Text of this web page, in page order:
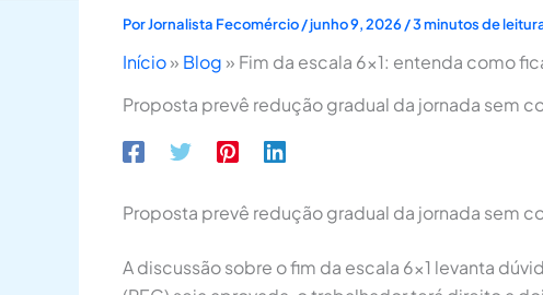
PorJornalista Fecomércio/junho 9, 2026/3 minutos de
Início» Blog » Fim da escala 6×1: entenda como
Proposta prevê redução gradual da jornada sem
Proposta prevê redução gradual da jornada sem
A discussão sobre o fim da escala 6×1 levanta